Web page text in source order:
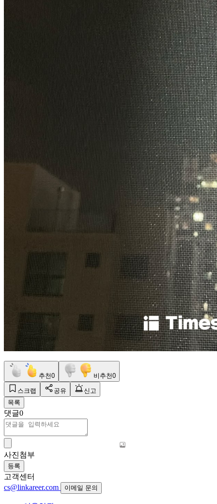
추천0 비추천0
스크랩 공유
신고
목록
댓글0
사진첨부
등록
고객센터
cs@linkareer.com
이메일 문의